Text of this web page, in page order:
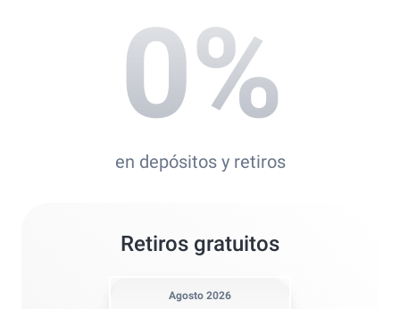
0%
en depósitos y retiros
Retiros gratuitos
Agosto 2026